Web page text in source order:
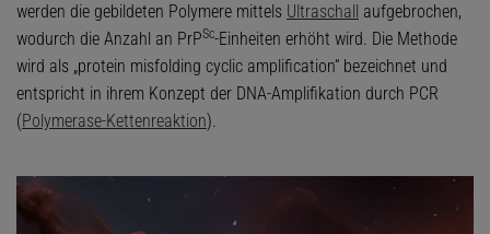
werden die gebildeten Polymere mittels Ultraschall aufgebrochen,
wodurch die Anzahl an PrPSc-Einheiten erhöht wird. Die Methode
wird als „protein misfolding cyclic amplification“ bezeichnet und
entspricht in ihrem Konzept der DNA-Amplifikation durch PCR
(Polymerase-Kettenreaktion).